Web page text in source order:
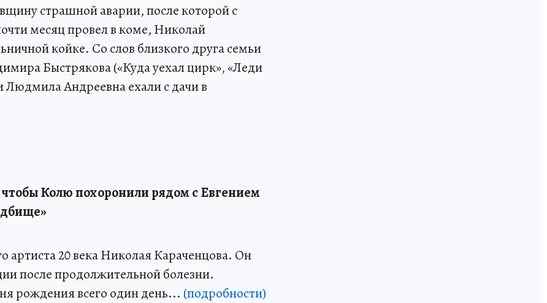
страшной аварии, после которой с
месяц провел в коме, Николай
койке. Со слов близкого друга семьи
Быстрякова («Куда уехал цирк», «Леди
Андреевна ехали с дачи в
Колю похоронили рядом с Евгением
артиста 20 века Николая Караченцова. Он
после продолжительной болезни.
рождения всего один день... (подробности)